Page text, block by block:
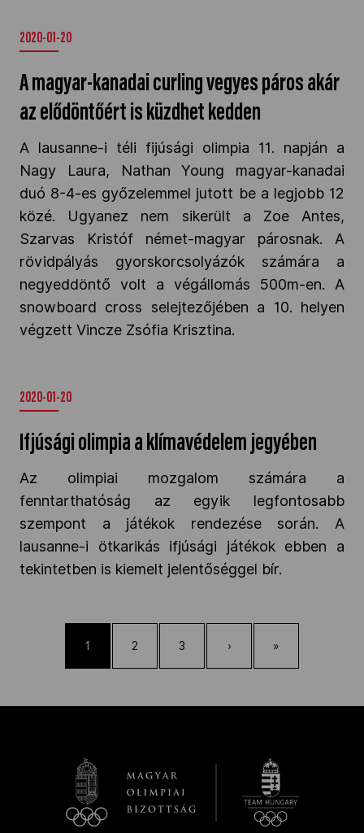
2020-01-20
A magyar-kanadai curling vegyes páros akár
az elődöntőért is küzdhet kedden
A lausanne-i téli fijúsági olimpia 11. napján a
Nagy Laura, Nathan Young magyar-kanadai
duó 8-4-es győzelemmel jutott be a legjobb 12
közé. Ugyanez nem sikerült a Zoe Antes,
Szarvas Kristóf német-magyar párosnak. A
rövidpályás gyorskorcsolyázók számára a
negyeddöntő volt a végállomás 500m-en. A
snowboard cross selejtezőjében a 10. helyen
végzett Vincze Zsófia Krisztina.
2020-01-20
Ifjúsági olimpia a klímavédelem jegyében
Az olimpiai mozgalom számára a
fenntarthatóság az egyik legfontosabb
szempont a játékok rendezése során. A
lausanne-i ötkarikás ifjúsági játékok ebben a
tekintetben is kiemelt jelentőséggel bír.
1 2 3 › »